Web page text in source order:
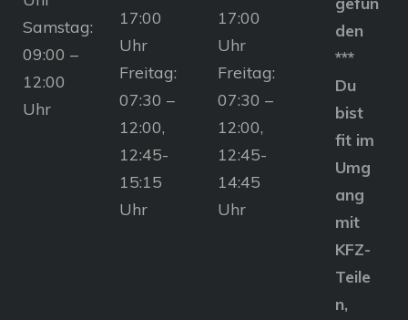
Samstag:
09:00 –
12:00
Uhr
17:00
Uhr
Freitag:
07:30 –
12:00,
12:45-
15:15
Uhr
17:00
Uhr
Freitag:
07:30 –
12:00,
12:45-
14:45
Uhr
den
***
Du
bist
fit im
Umg
ang
mit
KFZ-
Teile
n,